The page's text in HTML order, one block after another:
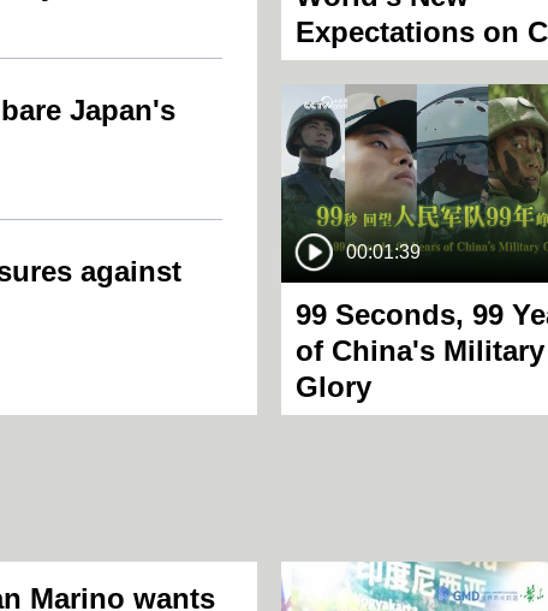
Japan's
against
Expectations on
00:01:39
99 Seconds, 99
of China's Military
Glory
Marino wants